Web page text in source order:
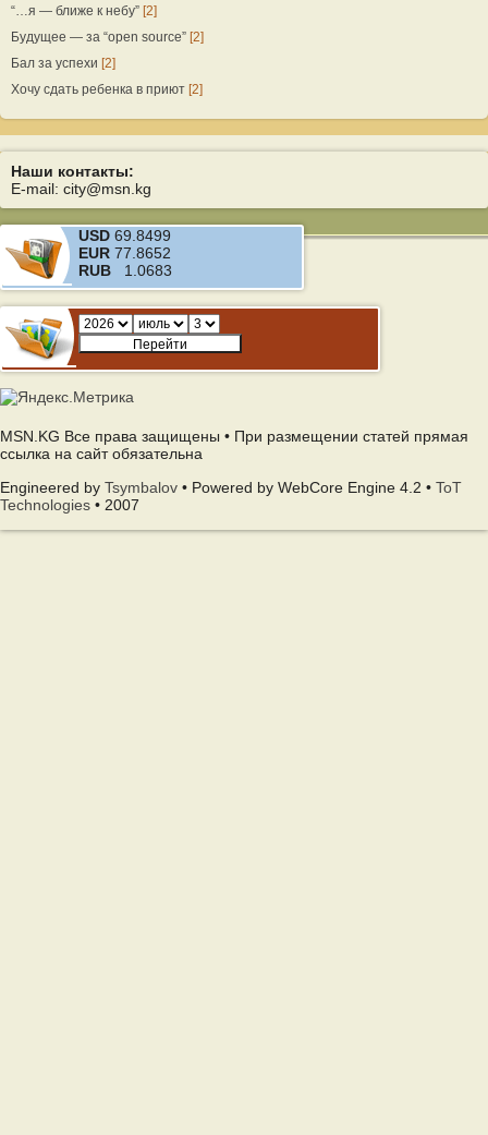
“…я — ближе к небу” [2]
Будущее — за “open source” [2]
Бал за успехи [2]
Хочу сдать ребенка в приют [2]
Наши контакты:
E-mail: city@msn.kg
USD 69.8499
EUR 77.8652
RUB 1.0683
MSN.KG Все права защищены • При размещении статей прямая
ссылка на сайт обязательна
Engineered by Tsymbalov • Powered by WebCore Engine 4.2 • ToT
Technologies • 2007